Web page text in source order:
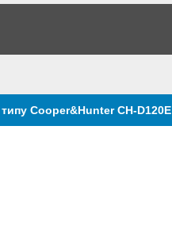
Cooper&Hunter CH-D120E